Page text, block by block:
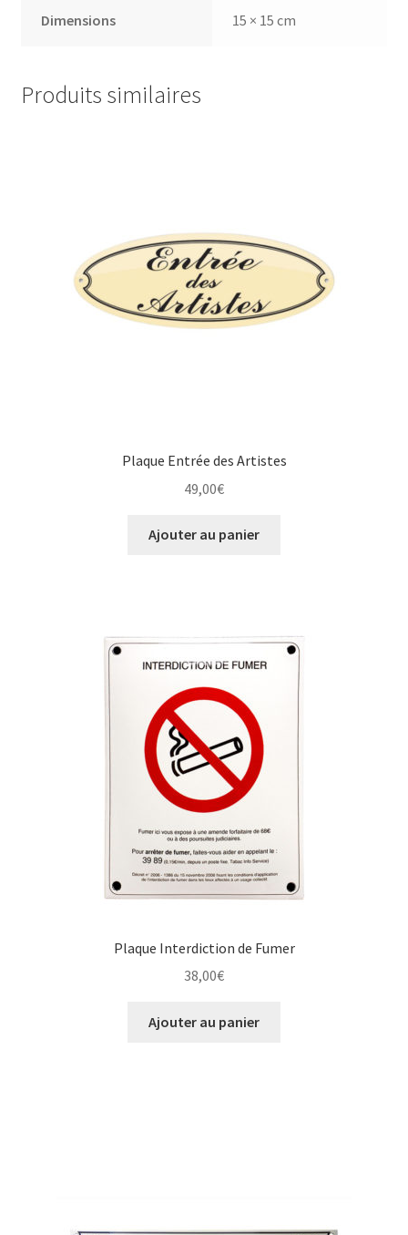
Dimensions 15 × 15 cm
Produits similaires
Plaque Entrée des Artistes
49,00€
Ajouter au panier
Plaque Interdiction de Fumer
38,00€
Ajouter au panier